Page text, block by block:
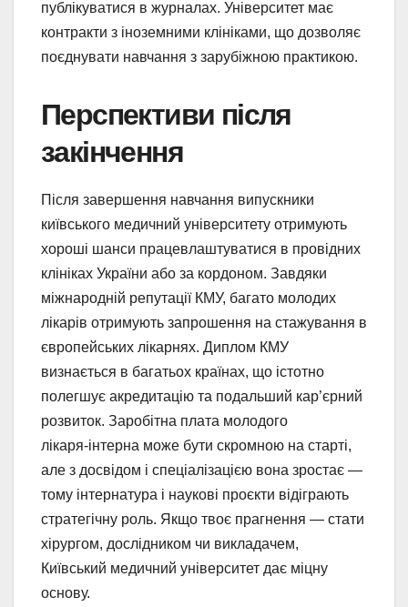
публікуватися в журналах. Університет має
контракти з іноземними клініками, що дозволяє
поєднувати навчання з зарубіжною практикою.
Перспективи після
закінчення
Після завершення навчання випускники
київського медичний університету отримують
хороші шанси працевлаштуватися в провідних
клініках України або за кордоном. Завдяки
міжнародній репутації КМУ, багато молодих
лікарів отримують запрошення на стажування в
європейських лікарнях. Диплом КМУ
визнається в багатьох країнах, що істотно
полегшує акредитацію та подальший кар’єрний
розвиток. Заробітна плата молодого
лікаря‑інтерна може бути скромною на старті,
але з досвідом і спеціалізацією вона зростає —
тому інтернатура і наукові проєкти відіграють
стратегічну роль. Якщо твоє прагнення — стати
хірургом, дослідником чи викладачем,
Київський медичний університет дає міцну
основу.